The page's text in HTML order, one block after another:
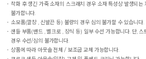
착화 후 생긴 가죽 소재의 스크래치 경우 소재 특성상 발생되는
불가합니다.
소모품(깔창 , 신발끈 등) 불량의 경우 심의 불가할 수 있습니다.
샌들 부품(밴드 , 벨크로 , 장식 등) 일부 수선 가능합니다. 단, 스
경우 수선/심의 불가합니다.
상품에 따라 아웃솔 전체 / 보조굽 교체 가능합니다.